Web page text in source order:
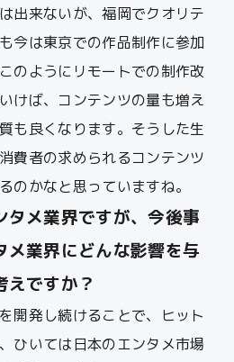
出来ないが、福岡でクオリテ
今は東京での作品制作に参加
のようにリモートでの制作改
けば、コンテンツの量も増え
も良くなります。そうした生
費者の求められるコンテンツ
のかなと思っていますね。
メ業界ですが、今後事
メ業界にどんな影響を与
えですか？
開発し続けることで、ヒット
ひいては日本のエンタメ市場